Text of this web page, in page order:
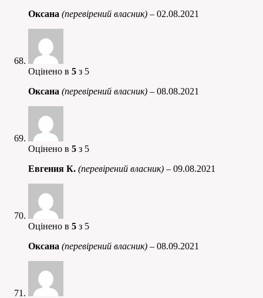
Оксана (перевірений власник) – 02.08.2021
Оцінено в 5 з 5
Оксана (перевірений власник) – 08.08.2021
Оцінено в 5 з 5
Евгения К. (перевірений власник) – 09.08.2021
Оцінено в 5 з 5
Оксана (перевірений власник) – 08.09.2021